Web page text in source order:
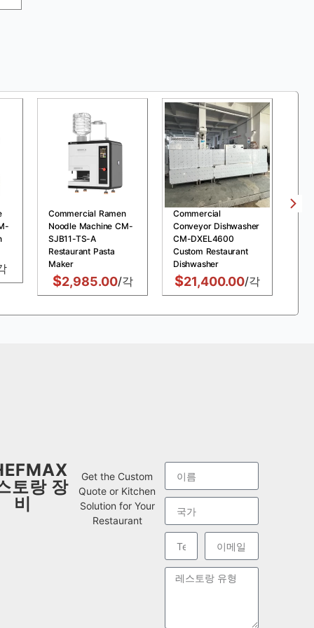
Commercial Ramen
Noodle Machine CM-
SJB11-TS-A
Restaurant Pasta
Maker
$2,985.00/각
Commercial
Conveyor Dishwasher
CM-DXEL4600
Custom Restaurant
Dishwasher
$21,400.00/각
토랑 장
비
Get the Custom
Quote or Kitchen
Solution for Your
Restaurant